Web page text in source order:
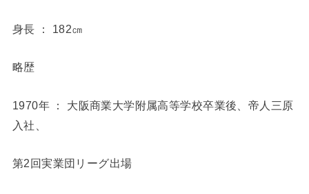
身長 ： 182㎝
略歴
1970年 ： 大阪商業大学附属高等学校卒業後、帝人三原
入社、
第2回実業団リーグ出場